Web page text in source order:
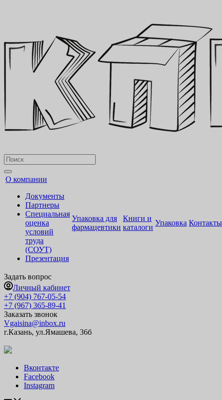
О компании
Документы
Партнеры
Специальная
оценка
условий
труда
(СОУТ)
Презентация
Упаковка для
фармацевтики
Книги и
каталоги
Упаковка Контакты
Задать вопрос
Личный кабинет
+7 (904) 767-05-54
+7 (967) 365-89-41
Заказать звонок
Vgaisina@inbox.ru
г.Казань, ул.Ямашева, 36б
Вконтакте
Facebook
Instagram